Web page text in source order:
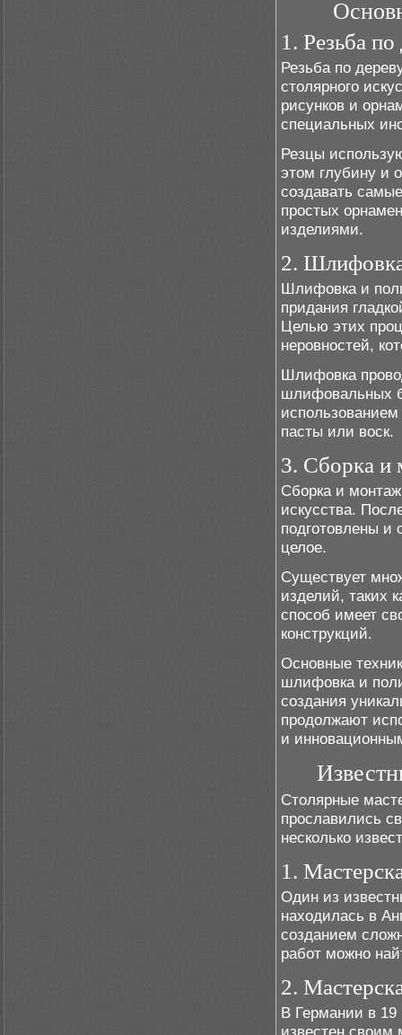
1. Резьба по
Резьба по
столярного
рисунков и
специальных
Резцы
этом глубину и
создавать
простых
изделиями.
2.
Шлифовка и
придания
Целью этих
неровностей,
Шлифовка
шлифовальных
пасты или воск.
3. Сборка и
Сборка и
искусства.
подготовлены
целое.
Существует
изделий, таких
способ имеет
конструкций.
Основные
шлифовка и
создания
продолжают
и
Столярные
прославились
несколько
1.
Один из
находилась в
созданием
работ можно
2.
В Германии в 19
известен своим